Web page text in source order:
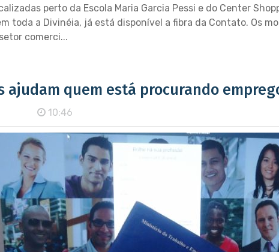
perto da Escola Maria Garcia Pessi e do Center
toda a Divinéia, já está disponível a fibra da Contato. Os
comerci...
ajudam quem está procurando
10:46